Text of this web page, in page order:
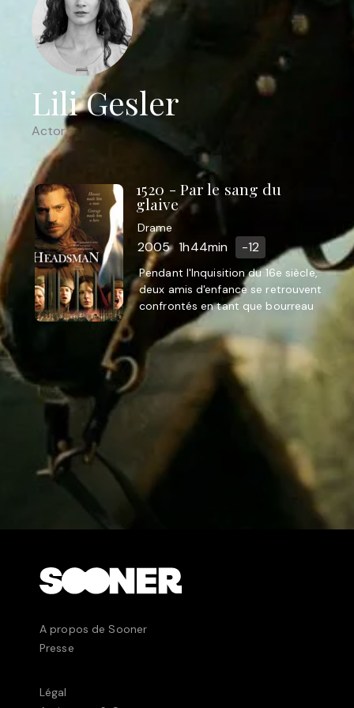
Lili Gesler
Actor
1520 - Par le sang du
glaive
Drame
2005 1h44min -12
Pendant l'Inquisition du 16e siècle,
deux amis d'enfance se retrouvent
confrontés en tant que bourreau
et ennemi de l'Eglise. Le réalisateur
Simon Aeby ...
A propos de Sooner
Presse
Légal